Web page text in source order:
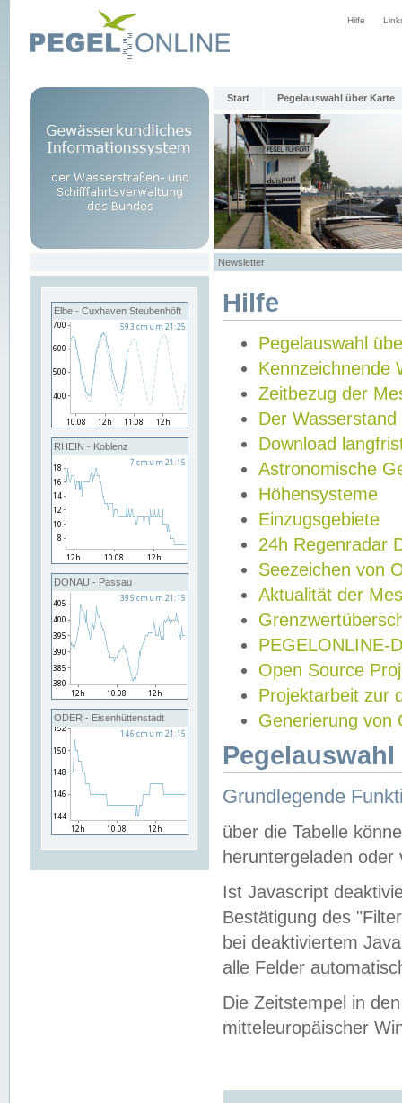
Hilfe
Start Pegelauswahl über Karte
Newsletter
Elbe - Cuxhaven Steubenhöft
RHEIN - Koblenz
DONAU - Passau
ODER - Eisenhüttenstadt
Hilfe
Pegelauswahl
Kennzeichnende
Zeitbezug der
Der Wasserstand
Download
Astronomische
Höhensysteme
Einzugsgebiete
24h Regenradar
Seezeichen von
Aktualität der
PEGELONLINE-
Open Source
Projektarbeit zur
Generierung von
Grundlegende
über die Tabelle
heruntergeladen oder
Ist Javascript
Bestätigung des
bei deaktiviertem
alle Felder
Die Zeitstempel in
mitteleuropäischer